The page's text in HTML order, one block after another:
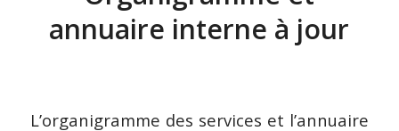
annuaire interne à jour
L’organigramme des services et l’annuaire